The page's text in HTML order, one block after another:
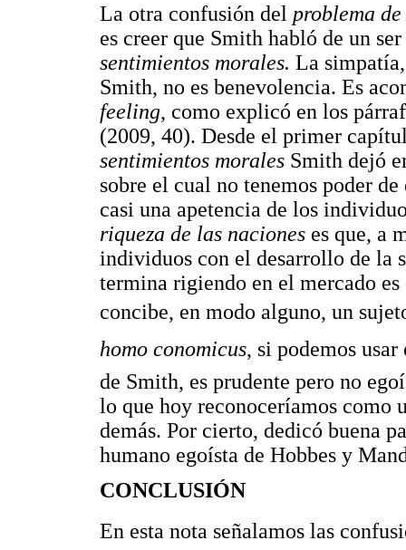
La otra confusión del problema
es creer que Smith habló de un
sentimientos morales. La
Smith, no es benevolencia. Es
feeling, como explicó en los
(2009, 40). Desde el primer
sentimientos morales Smith dejó
sobre el cual no tenemos poder
casi una apetencia de los
riqueza de las naciones es que, a
individuos con el desarrollo de la
termina rigiendo en el mercado
concibe, en modo alguno, un
homo conomicus, si podemos
de Smith, es prudente pero no
lo que hoy reconoceríamos como
demás. Por cierto, dedicó buena
humano egoísta de Hobbes y
CONCLUSIÓN
En esta nota señalamos las